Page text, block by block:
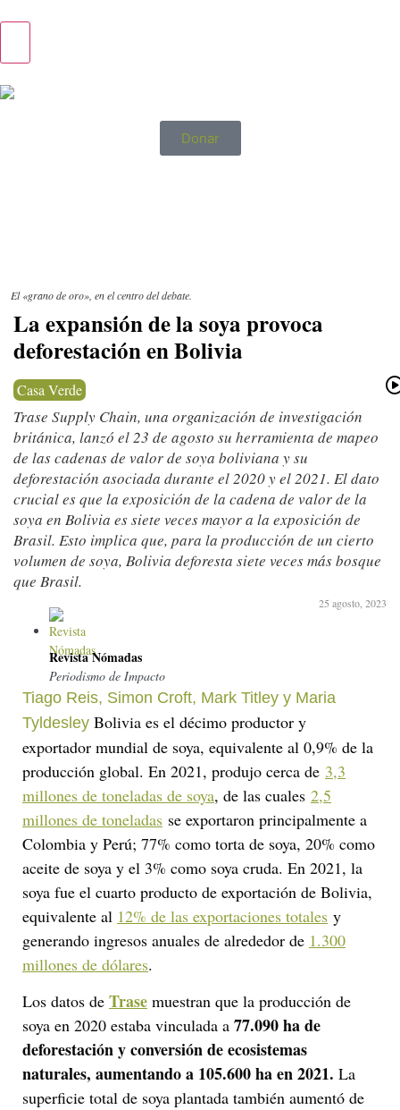
Donar
El «grano de oro», en el centro del debate.
La expansión de la soya provoca
deforestación en Bolivia
Casa Verde
Trase Supply Chain, una organización de investigación
británica, lanzó el 23 de agosto su herramienta de mapeo
de las cadenas de valor de soya boliviana y su
deforestación asociada durante el 2020 y el 2021. El dato
crucial es que la exposición de la cadena de valor de la
soya en Bolivia es siete veces mayor a la exposición de
Brasil. Esto implica que, para la producción de un cierto
volumen de soya, Bolivia deforesta siete veces más bosque
que Brasil.
25 agosto, 2023
Revista Nómadas
Periodismo de Impacto
Tiago Reis, Simon Croft, Mark Titley y Maria
Tyldesley Bolivia es el décimo productor y
exportador mundial de soya, equivalente al 0,9% de la
producción global. En 2021, produjo cerca de 3,3
millones de toneladas de soya, de las cuales 2,5
millones de toneladas se exportaron principalmente a
Colombia y Perú; 77% como torta de soya, 20% como
aceite de soya y el 3% como soya cruda. En 2021, la
soya fue el cuarto producto de exportación de Bolivia,
equivalente al 12% de las exportaciones totales y
generando ingresos anuales de alrededor de 1.300
millones de dólares.
Los datos de Trase muestran que la producción de
soya en 2020 estaba vinculada a 77.090 ha de
deforestacióny conversión de ecosistemas
naturales, aumentando a 105.600 ha en 2021. La
superficie total de soya plantada también aumentó de